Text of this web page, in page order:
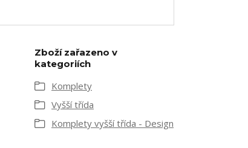
Zboží zařazeno v
kategoriích
Komplety
Vyšší třída
Komplety vyšší třída - Design